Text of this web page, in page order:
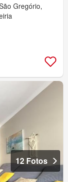
Gregório,
12 Fotos